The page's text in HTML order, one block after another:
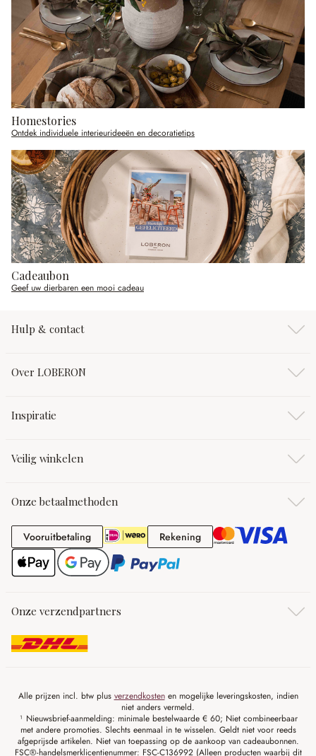
Homestories
Ontdek individuele interieurideeën en decoratietips
Cadeaubon
Geef uw dierbaren een mooi cadeau
Hulp & contact
Over LOBERON
Inspiratie
Veilig winkelen
Onze betaalmethoden
VooruitbetalingVooruitbetaling RekeningRekening
Onze verzendpartners
Alle prijzen incl. btw plus verzendkostenen mogelijke leveringskosten, indien
niet anders vermeld.
¹ Nieuwsbrief-aanmelding: minimale bestelwaarde € 60; Niet combineerbaar
met andere promoties. Slechts eenmaal in te wisselen. Geldt niet voor reeds
afgeprijsde artikelen. Niet van toepassing op de aankoop van cadeaubonnen.
FSC®-handelsmerklicentienummer: FSC-C136992 (Alleen producten waarbij dit